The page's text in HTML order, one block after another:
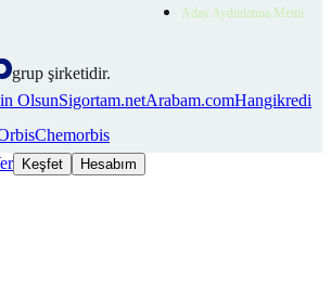
Aday Aydınlatma Metni
grup şirketidir.
OlsunSigortam.netArabam.comHangikredi
Chemorbis
Keşfet Hesabım